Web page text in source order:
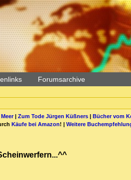
Forumsarchive
| Zum Tode Jürgen Küßners| Bücher vom
Käufe bei Amazon! | Weitere